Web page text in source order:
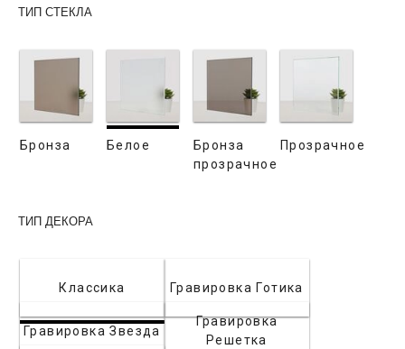
ТИП СТЕКЛА
Бронза Белое
Бронза
прозрачное
Прозрачное
ТИП ДЕКОРА
Классика Гравировка Готика
Гравировка Звезда
Гравировка
Решетка